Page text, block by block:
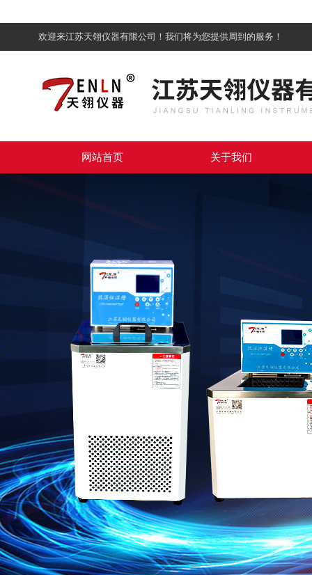
欢迎来江苏天翎仪器有限公司！我们将为您提供周到的服务！
网站首页 关于我们